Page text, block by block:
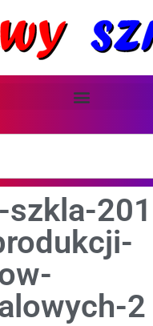
szkla-
2